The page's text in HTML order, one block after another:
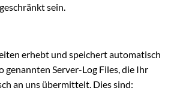
sein.
erhebt und speichert automatisch
genannten Server-Log Files, die Ihr
an uns übermittelt. Dies sind: